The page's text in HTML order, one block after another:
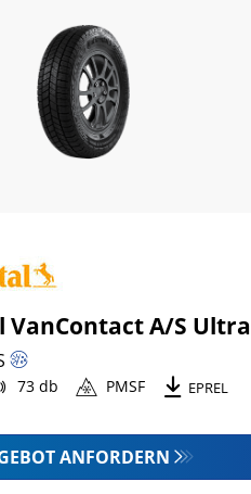
VanContact A/S Ultra
73 db PMSF EPREL
ANFORDERN